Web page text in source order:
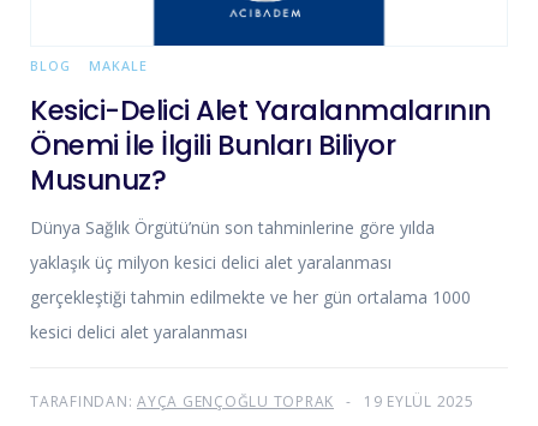
BLOG MAKALE
Kesici-Delici Alet Yaralanmalarının
Önemi İle İlgili Bunları Biliyor
Musunuz?
Dünya Sağlık Örgütü’nün son tahminlerine göre yılda
yaklaşık üç milyon kesici delici alet yaralanması
gerçekleştiği tahmin edilmekte ve her gün ortalama 1000
kesici delici alet yaralanması
TARAFINDAN: AYÇA GENÇOĞLU TOPRAK 19 EYLÜL 2025